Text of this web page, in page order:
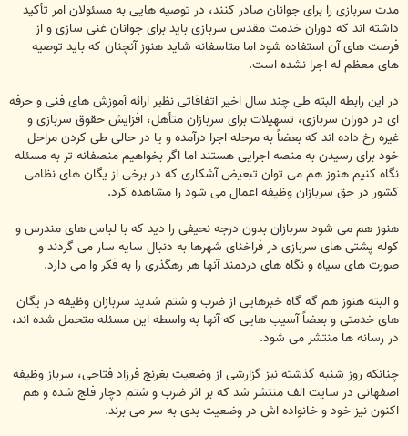
مدت سربازی را برای جوانان صادر کنند، در توصیه هایی به مسئولان امر تأکید
داشته اند که دوران خدمت مقدس سربازی باید برای جوانان غنی سازی و از
فرصت های آن استفاده شود اما متاسفانه شاید هنوز آنچنان که باید توصیه
های معظم له اجرا نشده است.
در این رابطه البته طی چند سال اخیر اتفاقاتی نظیر ارائه آموزش های فنی و حرفه
ای در دوران سربازی، تسهیلات برای سربازان متأهل، افزایش حقوق سربازی و
غیره رخ داده اند که بعضاً به مرحله اجرا درآمده و یا در حالی طی کردن مراحل
خود برای رسیدن به منصه اجرایی هستند اما اگر بخواهیم منصفانه تر به مسئله
نگاه کنیم هنوز هم می توان تبعیض آشکاری که در برخی از یگان های نظامی
کشور در حق سربازان وظیفه اعمال می شود را مشاهده کرد.
هنوز هم می شود سربازان بدون درجه نحیفی را دید که با لباس های مندرس و
کوله پشتی های سربازی در فراخنای شهرها به دنبال سایه سار می گردند و
صورت های سیاه و نگاه های دردمند آنها هر رهگذری را به فکر وا می دارد.
و البته هنوز هم گه گاه خبرهایی از ضرب و شتم شدید سربازان وظیفه در یگان
های خدمتی و بعضاً آسیب هایی که آنها به واسطه این مسئله متحمل شده اند،
در رسانه ها منتشر می شود.
چنانکه روز شنبه گذشته نیز گزارشی از وضعیت بغرنج فرزاد فتاحی، سرباز وظیفه
اصفهانی در سایت الف منتشر شد که بر اثر ضرب و شتم دچار فلج شده و هم
اکنون نیز خود و خانواده اش در وضعیت بدی به سر می برند.